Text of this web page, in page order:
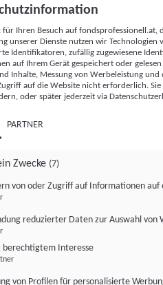
Messung von Werbeleistung
sowie Zielgruppenforschung.
Online-Kennungen (z. B. login-
Kennungen,
zusammen mit anderen
Browserinformationen,
Technologien usw.) auf
dort ausgelesen werden, um es
es eine App oder einer Webseite
mehrere der hier aufgeführten
für Ihren Besuch auf
unserer Dienste nutzen wir Technologien
Identifikatoren, zufällig zugewiesene
auf Ihrem Gerät gespeichert oder
Inhalte, Messung von Werbeleistung
auf die Website nicht erforderlich.
oder später jederzeit via
PARTNER
Zwecke (7)
von oder Zugriff auf Informationen auf
reduzierter Daten zur Auswahl von
berechtigtem Interesse
von Profilen für personalisierte